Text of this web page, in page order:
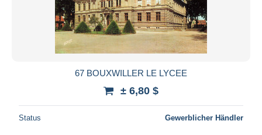
67 BOUXWILLER LE LYCEE
± 6,80 $
Status Gewerblicher Händler